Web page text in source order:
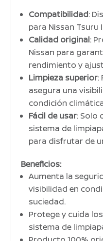
Compatibilidad:
para Nissan Tsuru
Calidad original:
Nissan para
rendimiento y
Limpieza superior:
asegura una
condición
Fácil de usar: Solo
sistema de
para disfrutar de
Beneficios:
Aumenta la
visibilidad en
suciedad.
Protege y cuida
sistema de